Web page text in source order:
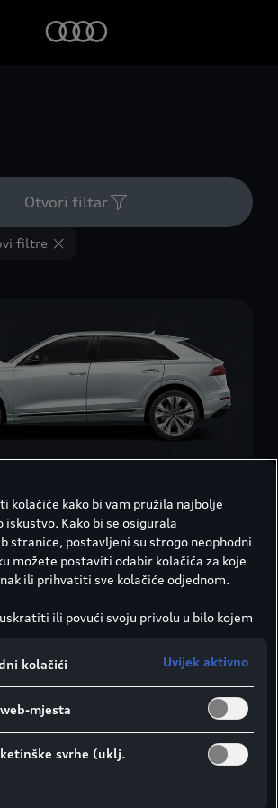
Otvori filtar
filtre
kombinirano:
8-10,52 l/100 km
210-238 g/km
kolačiće kako bi vam pružila najbolje
iskustvo. Kako bi se osigurala
stranice, postavljeni su strogo neophodni
možete postaviti odabir kolačića za koje
ili prihvatiti sve kolačiće odjednom.
ili povući svoju privolu u bilo kojem
d.o.o. odgovorno je za ovu web
Za više informacija o kolačićima (kao i
stranice ili u Smjernicama za kolačiće.
podataka u skladu s člankom 49.
(a) GDPR-a: Google Analytics se, između
marketinški kolačić i analitički kolačić. Ne
će Google Ireland, kao naš ugovorni
kolačići Uvijek aktivno
mjesta
svrhe (uklj.